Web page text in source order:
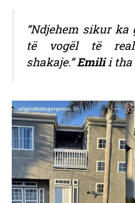
“Ndjehem sikur ka
të vogël të
shakaje.”Emilii tha